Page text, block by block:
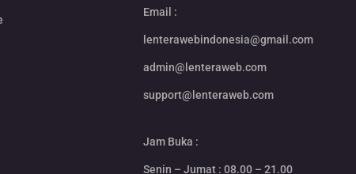
Email :
lenterawebindonesia@gmail.com
admin@lenteraweb.com
support@lenteraweb.com
Jam Buka :
Senin – Jumat : 08.00 – 21.00